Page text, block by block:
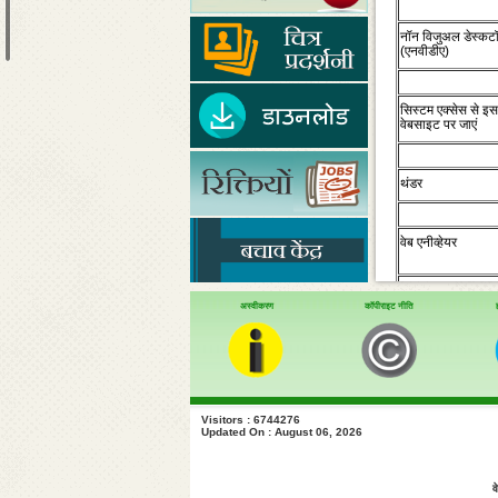
नॉन विजुअल
(एनवीडीए)
सिस्‍टम एक्‍सेस से इस
वेबसाइट पर जाएं
थंडर
वेब एनीव्‍हेयर
अस्वीकरण कॉपीराइट नीति
Visitors : 6744276
Updated On : August 06, 2026